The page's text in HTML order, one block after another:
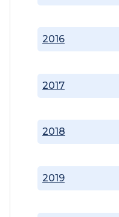
2016
2017
2018
2019